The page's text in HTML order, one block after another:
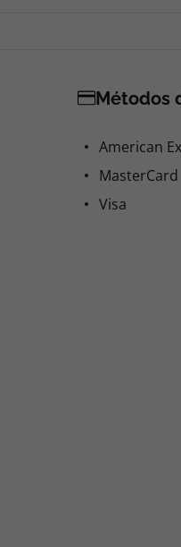
Métodos
American
MasterCard
Visa